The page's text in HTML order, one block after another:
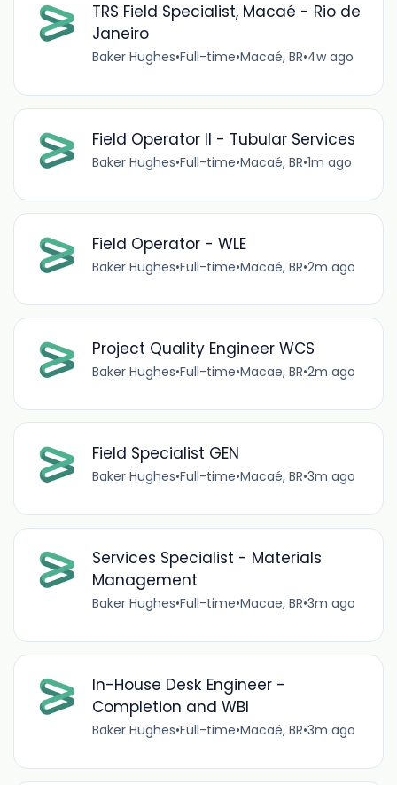
TRS Field Specialist, Macaé - Rio de
Janeiro
Baker Hughes•Full-time•Macaé, BR•4w ago
Field Operator II - Tubular Services
Baker Hughes•Full-time•Macaé, BR•1m ago
Field Operator - WLE
Baker Hughes•Full-time•Macaé, BR•2m ago
Project Quality Engineer WCS
Baker Hughes•Full-time•Macae, BR•2m ago
Field Specialist GEN
Baker Hughes•Full-time•Macaé, BR•3m ago
Services Specialist - Materials
Management
Baker Hughes•Full-time•Macae, BR•3m ago
In-House Desk Engineer -
Completion and WBI
Baker Hughes•Full-time•Macaé, BR•3m ago